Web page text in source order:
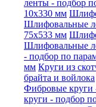
ленты - подбор
10x330 мм
Шлифовальные
75x533 мм
Шлифовальные
- подбор по
мм Круги из
брайта и войлока
Фибровые круги
круги - подбор